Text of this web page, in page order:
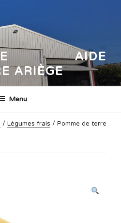
AIDE
ARIÈGE
Menu
/ Légumes frais / Pomme de terre